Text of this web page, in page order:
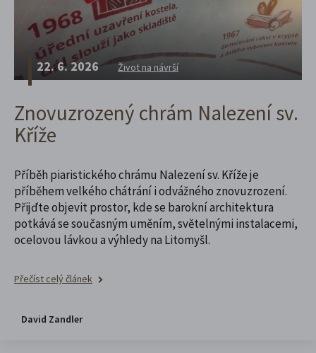
22. 6. 2026 Život na návrší
Znovuzrozený chrám Nalezení sv.
Kříže
Příběh piaristického chrámu Nalezení sv. Kříže je
příběhem velkého chátrání i odvážného znovuzrození.
Přijďte objevit prostor, kde se barokní architektura
potkává se současným uměním, světelnými instalacemi,
ocelovou lávkou a výhledy na Litomyšl.
Přečíst celý článek
David Zandler